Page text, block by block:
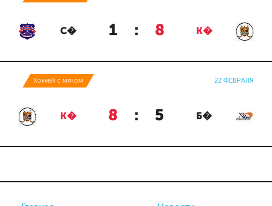
С� 1 : 8 К�
Хоккей с мячом 22 ФЕВРАЛЯ
К� 8 : 5 Б�